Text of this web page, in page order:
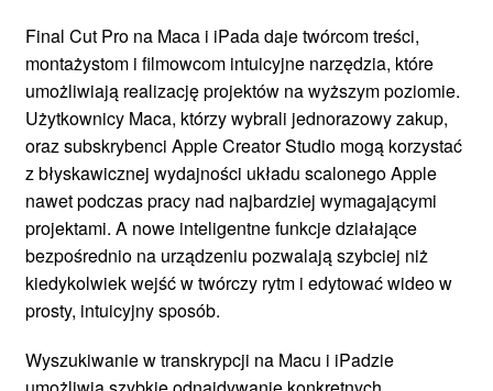
Final Cut Pro na Maca i iPada daje twórcom treści,
montażystom i filmowcom intuicyjne narzędzia, które
umożliwiają realizację projektów na wyższym poziomie.
Użytkownicy Maca, którzy wybrali jednorazowy zakup,
oraz subskrybenci Apple Creator Studio mogą korzystać
z błyskawicznej wydajności układu scalonego Apple
nawet podczas pracy nad najbardziej wymagającymi
projektami. A nowe inteligentne funkcje działające
bezpośrednio na urządzeniu pozwalają szybciej niż
kiedykolwiek wejść w twórczy rytm i edytować wideo w
prosty, intuicyjny sposób.
Wyszukiwanie w transkrypcji na Macu i iPadzie